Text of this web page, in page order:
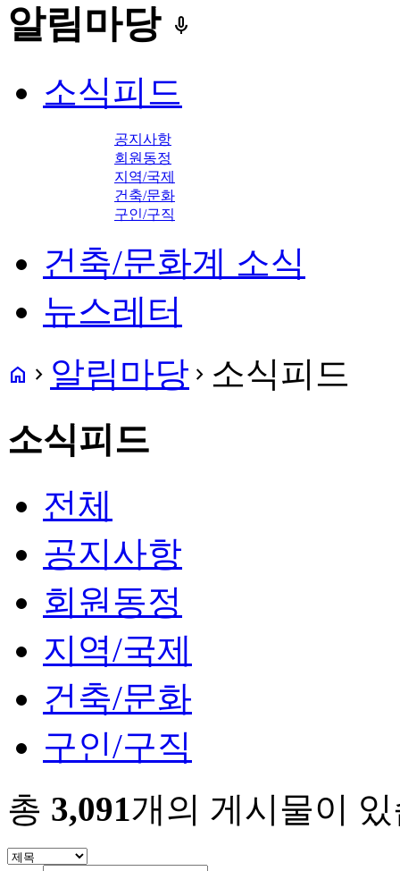
알림마당 keyboard_voice
소식피드
공지사항
회원동정
지역/국제
건축/문화
구인/구직
건축/문화계 소식
뉴스레터
home navigate_next 알림마당 navigate_next 소식피드
소식피드
전체
공지사항
회원동정
지역/국제
건축/문화
구인/구직
총 3,091개의 게시물이